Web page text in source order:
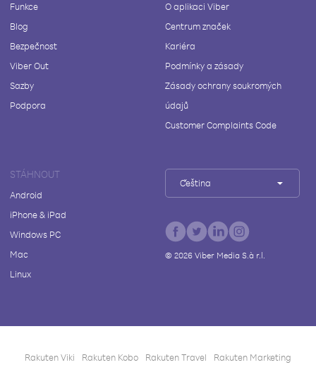
Funkce
Blog
Bezpečnost
Viber Out
Sazby
Podpora
O aplikaci Viber
Centrum značek
Kariéra
Podmínky a zásady
Zásady ochrany soukromých
údajů
Customer Complaints Code
STÁHNOUT
Android
iPhone & iPad
Windows PC
Mac
Linux
Čeština
© 2026Viber Media S.à r.l.
Rakuten Viki Rakuten Kobo Rakuten Travel Rakuten Marketing